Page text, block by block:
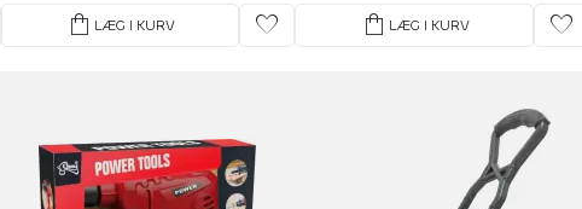
shopping_bag LÆG I KURV favorite shopping_bag LÆG I KURV favorite